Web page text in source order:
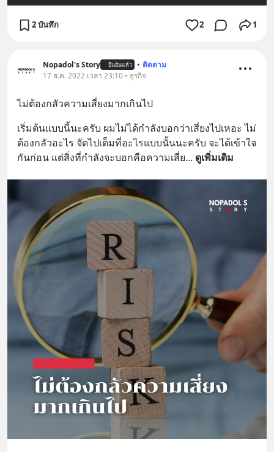
2 บันทึก 2 1
Nopadol's Story ยืนยันแล้ว • ติดตาม
17 ส.ค. 2022 เวลา 23:10 • ธุรกิจ
ไม่ต้องกลัวความเสี่ยงมากเกินไป
เริ่มต้นแบบนี้นะครับ ผมไม่ได้กำลังบอกว่าเสี่ยงไปเหอะ ไม่
ต้องกลัวอะไร จัดไปเต็มที่อะไรแบบนั้นนะครับ จะได้เข้าใจ
กันก่อน แต่สิ่งที่กำลังจะบอกคือความเสี่ย... ดูเพิ่มเติม